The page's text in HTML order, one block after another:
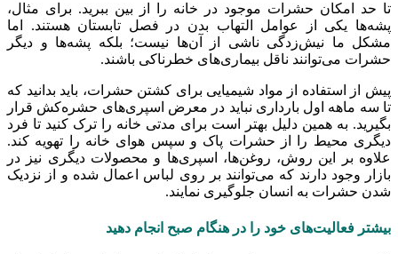
تا حد امکان حشرات موجود در خانه را از بین ببرید. برای مثال،
پشه‌ها یکی از عوامل التهاب بدن در فصل تابستان هستند. اما
مشکل ما نیش‌زدگی ناشی از آن‌ها نیست؛ بلکه پشه‌ها و دیگر
حشرات می‌توانند ناقل بیماری‌های خطرناکی باشند.
پیش از استفاده از مواد شیمیایی برای کشتن حشرات، باید بدانید که
تا سه ماهه اول بارداری نباید در معرض اسپری‌های حشره‌کش قرار
بگیرید. به همین دلیل بهتر است برای مدتی خانه را ترک کنید تا فرد
دیگری محیط را از حشرات پاک و سپس هوای خانه را تهویه کند.
علاوه بر این روش، روغن‌ها، اسپری‌ها و محصولات دیگری نیز در
بازار وجود دارند که می‌توانند بر روی لباس اعمال شده و از نزدیک
شدن حشرات به انسان جلوگیری نمایند.
بیشتر فعالیت‌های خود را در هنگام صبح انجام دهید